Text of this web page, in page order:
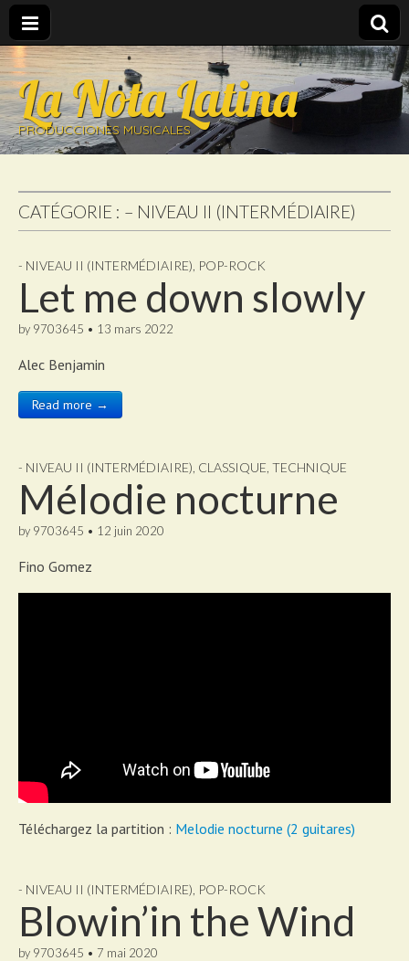
La Nota Latina
PRODUCCIONES MUSICALES
CATÉGORIE : – NIVEAU II (INTERMÉDIAIRE)
- NIVEAU II (INTERMÉDIAIRE) POP-ROCK
Let me down slowly
by 9703645 • 13 mars 2022
Alec Benjamin
Read more →
- NIVEAU II (INTERMÉDIAIRE) CLASSIQUE TECHNIQUE
Mélodie nocturne
by 9703645 • 12 juin 2020
Fino Gomez
Téléchargez la partition : Melodie nocturne (2 guitares)
- NIVEAU II (INTERMÉDIAIRE) POP-ROCK
Blowin’in the Wind
by 9703645 • 7 mai 2020